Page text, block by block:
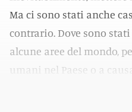
Ma ci sono stati anche
contrario. Dove sono
alcune aree del mondo,
umani nel Paese o a